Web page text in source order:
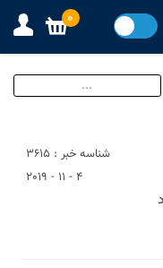
شناسه خبر : 3615
4 - 11 - 2019
0